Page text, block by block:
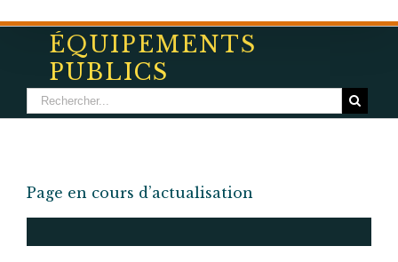
ÉQUIPEMENTS
PUBLICS
Page en cours d’actualisation